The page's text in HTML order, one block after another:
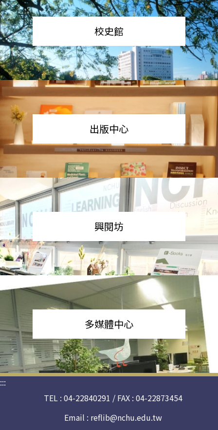
校史館
出版中心
興閱坊
多媒體中心
:::
TEL : 04-22840291 / FAX : 04-22873454
Email : reflib@nchu.edu.tw